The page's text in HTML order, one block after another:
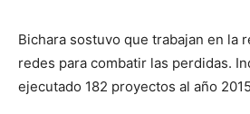
Bichara sostuvo que trabajan en la
redes para combatir las perdidas.
ejecutado 182 proyectos al año